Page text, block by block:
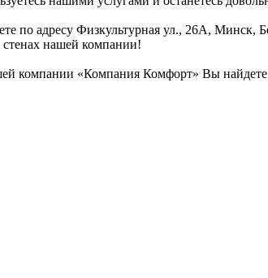
по адресу Физкультурная ул., 26А, Минск,
нашей компании!
компании «Компания Комфорт» Вы